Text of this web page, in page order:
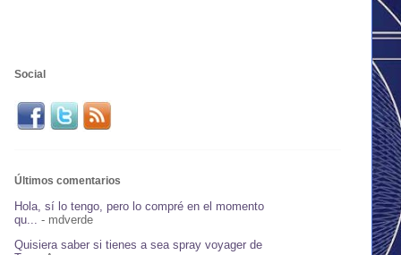
Social
Últimos comentarios
Hola, sí lo tengo, pero lo compré en el momento
qu...
- mdverde
Quisiera saber si tienes a sea spray voyager de